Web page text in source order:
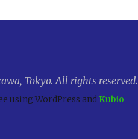
Tokyo. All rights reserved.
using WordPress and Kubio